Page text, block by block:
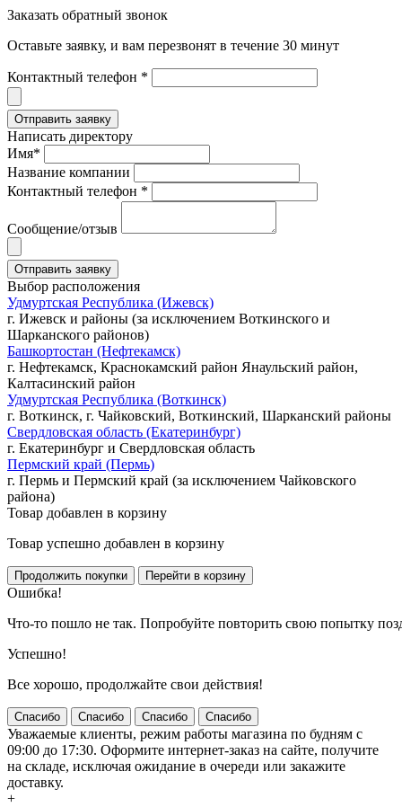
Заказать обратный звонок
Оставьте заявку, и вам перезвонят в течение 30 минут
Контактный телефон *
Написать директору
Имя*
Название компании
Контактный телефон *
Сообщение/отзыв
Выбор расположения
Удмуртская Республика (Ижевск)
г. Ижевск и районы (за исключением Воткинского и
Шарканского районов)
Башкортостан (Нефтекамск)
г. Нефтекамск, Краснокамский район Янаульский район,
Калтасинский район
Удмуртская Республика (Воткинск)
г. Воткинск, г. Чайковский, Воткинский, Шарканский районы
Свердловская область (Екатеринбург)
г. Екатеринбург и Свердловская область
Пермский край (Пермь)
г. Пермь и Пермский край (за исключением Чайковского
района)
Товар добавлен в корзину
Товар успешно добавлен в корзину
Ошибка!
Что-то пошло не так. Попробуйте повторить свою попытку
Успешно!
Все хорошо, продолжайте свои действия!
Спасибо Спасибо Спасибо Спасибо
Уважаемые клиенты, режим работы магазина по будням с
09:00 до 17:30. Оформите интернет-заказ на сайте, получите
на складе, исключая ожидание в очереди или закажите
доставку.
+